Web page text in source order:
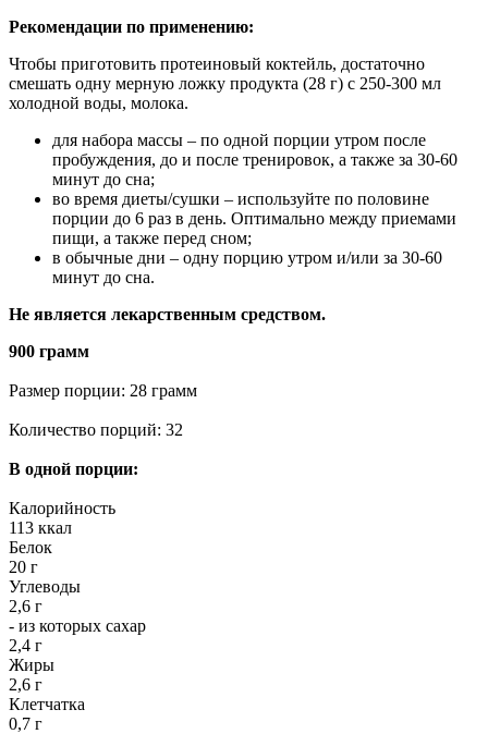
Рекомендации по применению:
Чтобы приготовить протеиновый коктейль, достаточно
смешать одну мерную ложку продукта (28 г) с 250-300 мл
холодной воды, молока.
для набора массы – по одной порции утром после
пробуждения, до и после тренировок, а также за 30-60
минут до сна;
во время диеты/сушки – используйте по половине
порции до 6 раз в день. Оптимально между приемами
пищи, а также перед сном;
в обычные дни – одну порцию утром и/или за 30-60
минут до сна.
Не является лекарственным средством.
900 грамм
Размер порции: 28 грамм
Количество порций: 32
В одной порции:
Калорийность
113 ккал
Белок
20 г
Углеводы
2,6 г
- из которых сахар
2,4 г
Жиры
2,6 г
Клетчатка
0,7 г